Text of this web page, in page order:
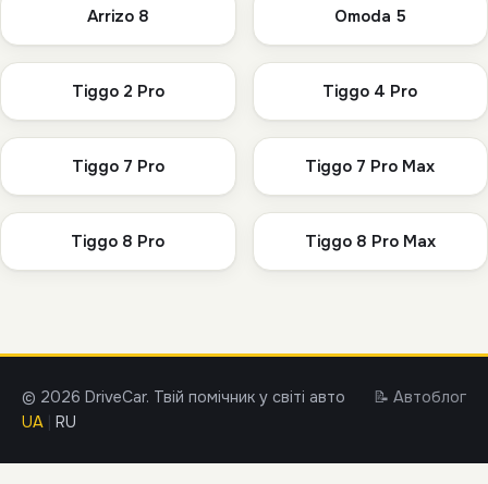
Arrizo 8 Omoda 5
Tiggo 2 Pro Tiggo 4 Pro
Tiggo 7 Pro Tiggo 7 Pro Max
Tiggo 8 Pro Tiggo 8 Pro Max
© 2026 DriveCar. Твій помічник у світі авто
📝 Автоблог
UA
RU